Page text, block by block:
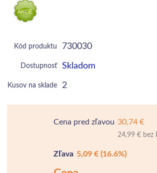
Kód produktu 730030
Dostupnosť Skladom
Kusov na sklade 2
Cena pred zľavou 30,74 €
24,99 € bez
Zľava 5,09 € (16.6%)